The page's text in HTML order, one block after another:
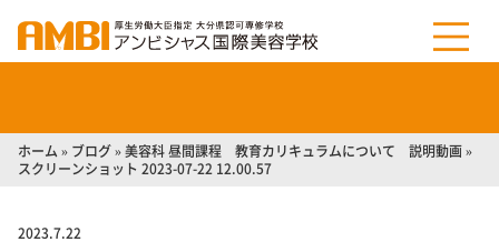
ホーム » ブログ»美容科 昼間課程 教育カリキュラムについて 説明動画»
スクリーンショット 2023-07-22 12.00.57
2023.7.22